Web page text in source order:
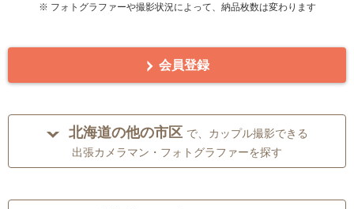
※ フォトグラファーや撮影状況によって、納品枚数は変わります
会員登録
北海道の他の市区 で、カップル撮影できる
出張カメラマン・フォトグラファーを探す